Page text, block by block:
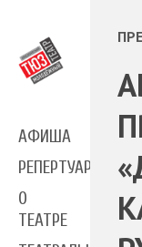
АФИША
РЕПЕРТУАР
О
ТЕАТРЕ